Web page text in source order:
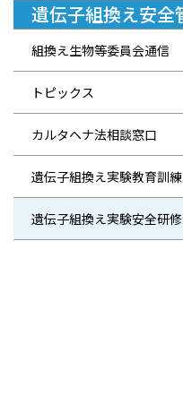
遺伝子組換え安全
組換え生物等委員会通信
トピックス
カルタヘナ法相談窓口
遺伝子組換え実験教育訓
遺伝子組換え実験安全研